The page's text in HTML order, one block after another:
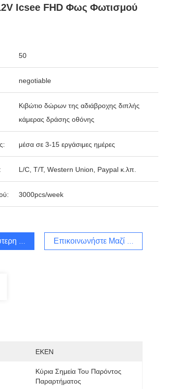
Icsee FHD Φως Φωτισμού
50
negotiable
Κιβώτιο δώρων της αδιάβροχης διπλής
κάμερας δράσης οθόνης
μέσα σε 3-15 εργάσιμες ημέρες
L/C, T/T, Western Union, Paypal κ.λπ.
3000pcs/week
Τιμή Επικοινωνήστε Μαζί Μας
EKEN
Κύρια Σημεία Του Παρόντος
Παραρτήματος